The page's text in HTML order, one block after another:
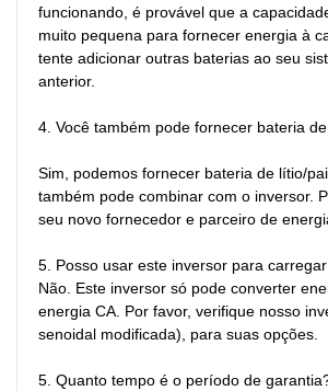
funcionando, é provável que a
muito pequena para fornecer energia à
tente adicionar outras baterias ao seu
anterior.
4. Você também pode fornecer bateria
Sim, podemos fornecer bateria de lítio/
também pode combinar com o inversor.
seu novo fornecedor e parceiro de
5. Posso usar este inversor para
Não. Este inversor só pode converter
energia CA. Por favor, verifique nosso
senoidal modificada), para suas opções.
5. Quanto tempo é o período de